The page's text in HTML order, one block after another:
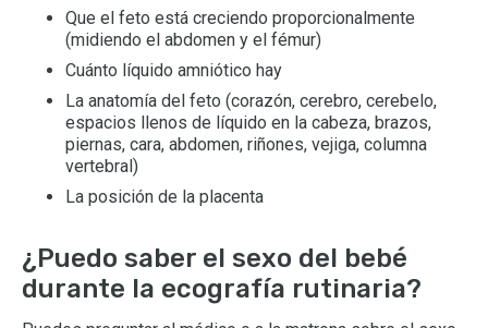
Que el feto está creciendo proporcionalmente
(midiendo el abdomen y el fémur)
Cuánto líquido amniótico hay
La anatomía del feto (corazón, cerebro, cerebelo,
espacios llenos de líquido en la cabeza, brazos,
piernas, cara, abdomen, riñones, vejiga, columna
vertebral)
La posición de la placenta
¿Puedo saber el sexo del bebé
durante la ecografía rutinaria?